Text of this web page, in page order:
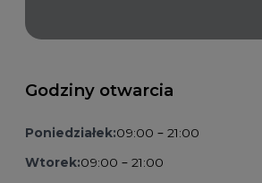
Godziny otwarcia
Poniedziałek:09:00 – 21:00
Wtorek:09:00 – 21:00